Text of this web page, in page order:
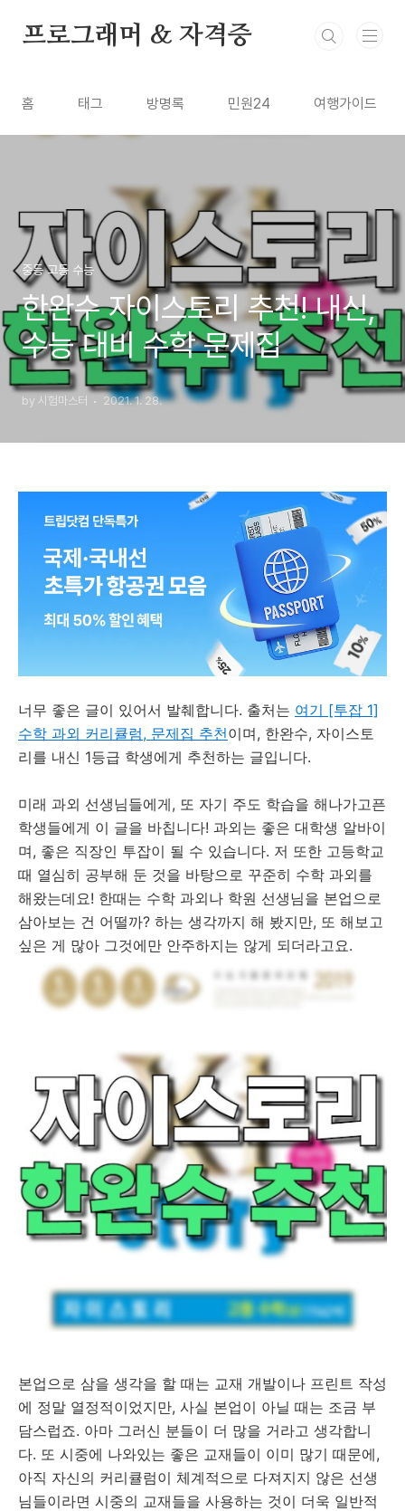
프로그래머 & 자격증
홈 태그 방명록 민원24 여행가이드
중등 고등 수능
한완수 자이스토리 추천! 내신,
수능 대비 수학 문제집
by 시험마스터 2021. 1. 28.
너무 좋은 글이 있어서 발췌합니다. 출처는 여기 [투잡 1]
수학 과외 커리큘럼, 문제집 추천이며, 한완수, 자이스토
리를 내신 1등급 학생에게 추천하는 글입니다.
미래 과외 선생님들에게, 또 자기 주도 학습을 해나가고픈
학생들에게 이 글을 바칩니다! 과외는 좋은 대학생 알바이
며, 좋은 직장인 투잡이 될 수 있습니다. 저 또한 고등학교
때 열심히 공부해 둔 것을 바탕으로 꾸준히 수학 과외를
해왔는데요! 한때는 수학 과외나 학원 선생님을 본업으로
삼아보는 건 어떨까? 하는 생각까지 해 봤지만, 또 해보고
싶은 게 많아 그것에만 안주하지는 않게 되더라고요.
본업으로 삼을 생각을 할 때는 교재 개발이나 프린트 작성
에 정말 열정적이었지만, 사실 본업이 아닐 때는 조금 부
담스럽죠. 아마 그러신 분들이 더 많을 거라고 생각합니
다. 또 시중에 나와있는 좋은 교재들이 이미 많기 때문에,
아직 자신의 커리큘럼이 체계적으로 다져지지 않은 선생
님들이라면 시중의 교재들을 사용하는 것이 더욱 일반적